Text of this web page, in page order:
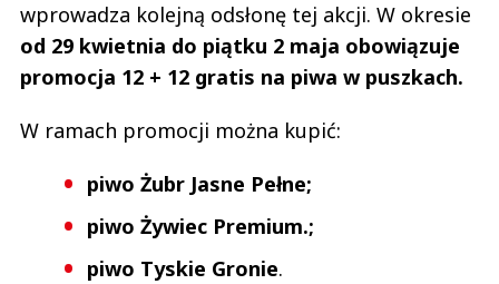
wprowadza kolejną odsłonę tej akcji. W okresie
od 29 kwietnia do piątku 2 maja obowiązuje
promocja 12 + 12 gratis na piwa w puszkach.
W ramach promocji można kupić:
piwo Żubr Jasne Pełne;
piwo Żywiec Premium.;
piwo Tyskie Gronie.